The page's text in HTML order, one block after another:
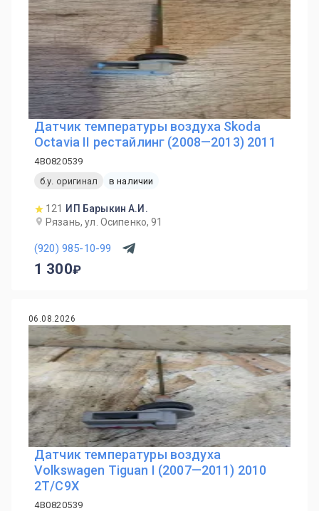
Датчик температуры воздуха Skoda
Octavia II рестайлинг (2008—2013) 2011
4B0820539
б.у. оригинал
в наличии
121
ИП Барыкин А.И.
Рязань, ул. Осипенко, 91
(920) 985-10-99
1 300
06.08.2026
Датчик температуры воздуха
Volkswagen Tiguan I (2007—2011) 2010
2T/C9X
4B0820539